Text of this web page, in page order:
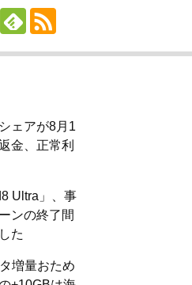
ェアが8月1
金、正常利
Ultra」、事
ンの終了間
た
増量おため